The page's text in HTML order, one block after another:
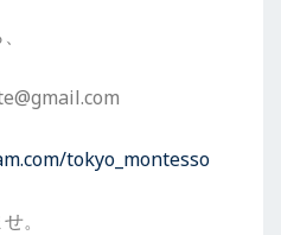
tokyo_montesso
。